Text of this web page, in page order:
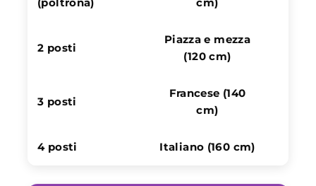
2 posti
Piazza e mezza
(120 cm)
3 posti
Francese (140
cm)
4 posti Italiano (160 cm)